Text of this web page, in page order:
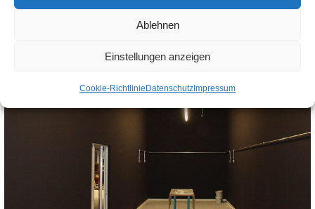
Ablehnen
Einstellungen anzeigen
Cookie-Richtlinie Datenschutz Impressum